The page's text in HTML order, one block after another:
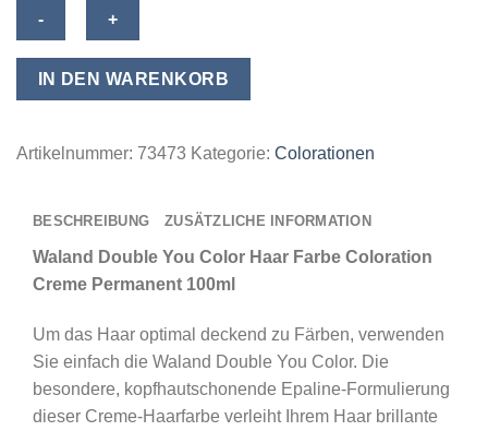
Waland
Double
Farbe
Permanent
100ml
-
Intense
Copper
Light
Blonde
IN DEN WARENKORB
Artikelnummer: 73473 Kategorie: Colorationen
BESCHREIBUNG ZUSÄTZLICHE INFORMATION
Waland Double You Color Haar Farbe Coloration
Creme Permanent 100ml
Um das Haar optimal deckend zu Färben, verwenden
Sie einfach die Waland Double You Color. Die
besondere, kopfhautschonende Epaline-Formulierung
dieser Creme-Haarfarbe verleiht Ihrem Haar brillante